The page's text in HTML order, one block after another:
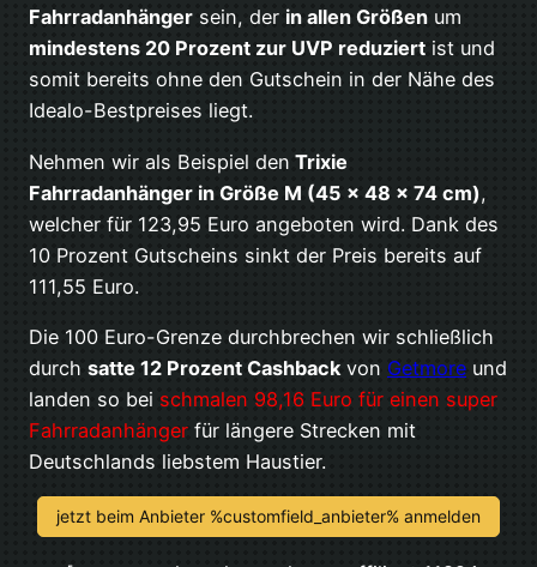
Fahrradanhänger sein, der in allen Größen um
mindestens 20 Prozent zur UVP reduziert ist und
somit bereits ohne den Gutschein in der Nähe des
Idealo-Bestpreises liegt.
Nehmen wir als Beispiel den Trixie
Fahrradanhänger in Größe M (45 x 48 x 74 cm),
welcher für 123,95 Euro angeboten wird. Dank des
10 Prozent Gutscheins sinkt der Preis bereits auf
111,55 Euro.
Die 100 Euro-Grenze durchbrechen wir schließlich
durch satte 12 Prozent Cashbackvon Getmore und
landen so bei schmalen 98,16 Euro für einen super
Fahrradanhänger für längere Strecken mit
Deutschlands liebstem Haustier.
jetzt beim Anbieter %customfield_anbieter% anmelden